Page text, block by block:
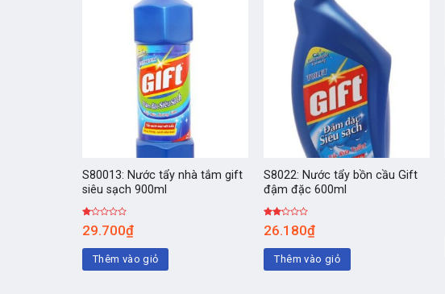
S80013: Nước tẩy nhà tắm gift
siêu sạch 900ml
Được
xếp
1.00
sao
29.700₫
Thêm vào giỏ
S8022: Nước tẩy bồn cầu Gift
đậm đặc 600ml
Được
xếp
2.00
sao
26.180₫
Thêm vào giỏ